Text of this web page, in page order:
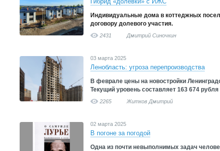
Индивидуальные дома в коттеджных
договору долевого участия.
2431 Дмитрий Синочкин
03 марта 2025
Ленобласть: угроза перепроизводства
В феврале цены на новостройки
Текущий уровень составляет 163 674
2265 Житков Дмитрий
02 марта 2025
В погоне за погодой
Одна из почти невыполнимых задач